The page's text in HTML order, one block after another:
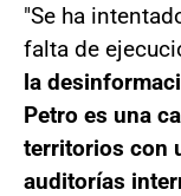
"Se ha
falta de
la
Petro es una
territorios con
auditorías